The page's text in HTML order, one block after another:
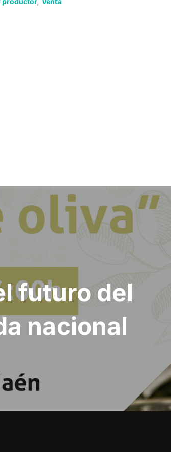
futuro del
nacional